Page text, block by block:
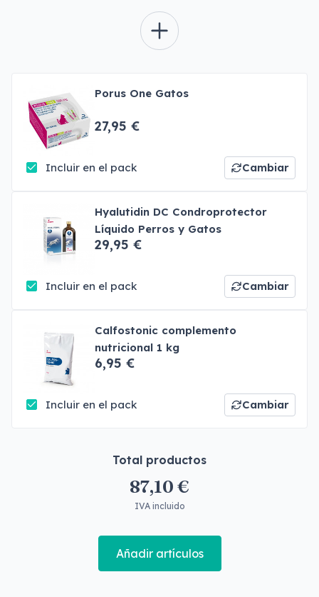
Porus One Gatos
27,95 €
Incluir en el pack Cambiar
Hyalutidin DC Condroprotector
Líquido Perros y Gatos
29,95 €
Incluir en el pack Cambiar
Calfostonic complemento
nutricional 1 kg
6,95 €
Incluir en el pack Cambiar
Total productos
87,10 €
IVA incluido
Añadir artículos